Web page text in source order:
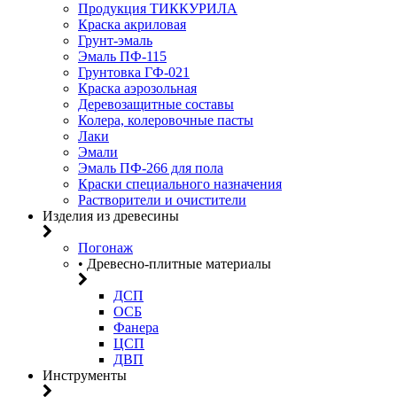
Продукция ТИККУРИЛА
Краска акриловая
Грунт-эмаль
Эмаль ПФ-115
Грунтовка ГФ-021
Краска аэрозольная
Деревозащитные составы
Колера, колеровочные пасты
Лаки
Эмали
Эмаль ПФ-266 для пола
Краски специального назначения
Растворители и очистители
Изделия из древесины
Погонаж
• Древесно-плитные материалы
ДСП
ОСБ
Фанера
ЦСП
ДВП
Инструменты